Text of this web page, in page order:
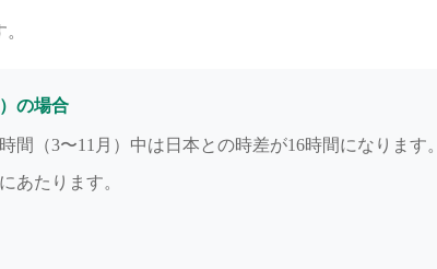
の場合
（3〜11月）中は日本との時差が16時間になります。
にあたります。